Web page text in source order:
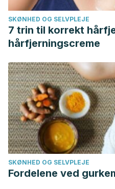
SKØNHED OG SELVPLEJE
7 trin til korrekt
hårfjerningscreme
SKØNHED OG SELVPLEJE
Fordelene ved